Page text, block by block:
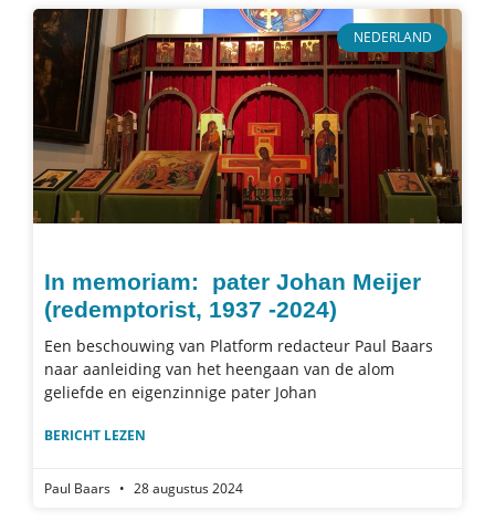
NEDERLAND
In memoriam: pater Johan Meijer
(redemptorist, 1937 -2024)
Een beschouwing van Platform redacteur Paul Baars
naar aanleiding van het heengaan van de alom
geliefde en eigenzinnige pater Johan
BERICHT LEZEN
Paul Baars 28 augustus 2024